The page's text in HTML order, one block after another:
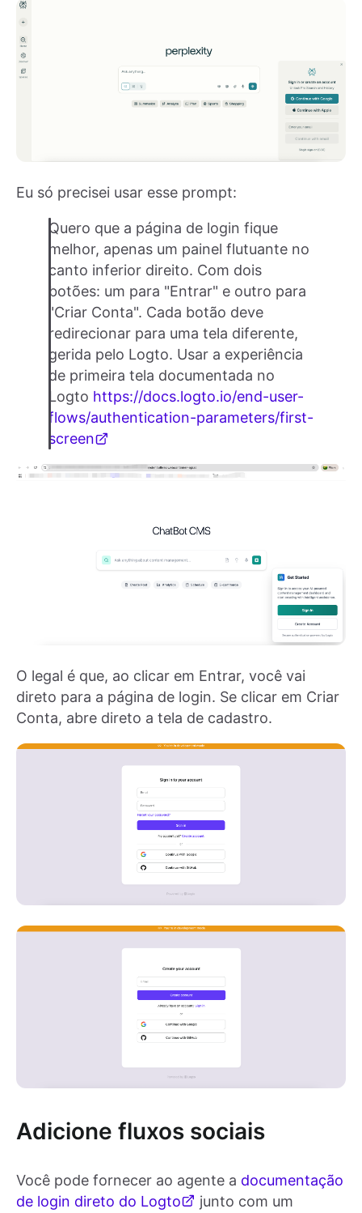
Eu só precisei usar esse prompt:
Quero que a página de login fique
melhor, apenas um painel flutuante no
canto inferior direito. Com dois
botões: um para "Entrar" e outro para
"Criar Conta". Cada botão deve
redirecionar para uma tela diferente,
gerida pelo Logto. Usar a experiência
de primeira tela documentada no
Logto https://docs.logto.io/end-user-
flows/authentication-parameters/first-
screen
O legal é que, ao clicar em Entrar, você vai
direto para a página de login. Se clicar em Criar
Conta, abre direto a tela de cadastro.
Adicione fluxos sociais
Você pode fornecer ao agente a documentação
de login direto do Logto
junto com um